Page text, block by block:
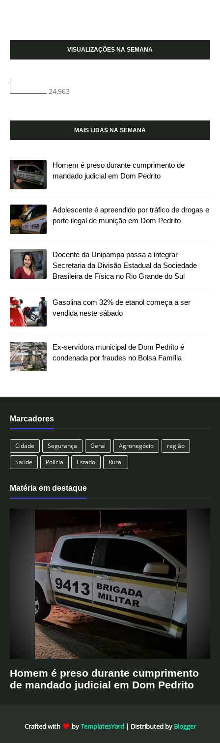
VISUALIZAÇÕES NA SEMANA
24,963
MAIS LIDAS NA SEMANA
Homem é preso durante cumprimento de
mandado judicial em Dom Pedrito
Adolescente é apreendido por tráfico de drogas e
porte ilegal de munição em Dom Pedrito
Docente da Unipampa passa a integrar
Secretaria da Divisão Estadual da Sociedade
Brasileira de Física no Rio Grande do Sul
Gasolina com 32% de etanol começa a ser
vendida neste sábado
Ex-servidora municipal de Dom Pedrito é
condenada por fraudes no Bolsa Família
Marcadores
Cidade Segurança Geral Agronegócio
região
Saúde
Polícia Estado Rural
Matéria em destaque
Homem é preso durante cumprimento
de mandado judicial em Dom Pedrito
Crafted with byTemplatesYard| Distributed by Blogger